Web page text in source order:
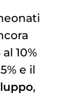
10%
e il
,